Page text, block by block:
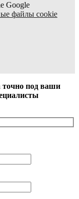
Google
файлы cookie
точно под ваши